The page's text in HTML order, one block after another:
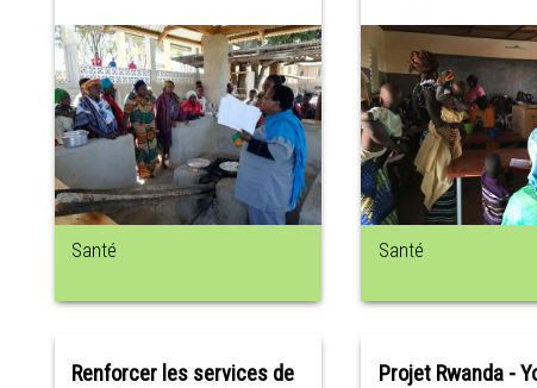
Santé
Renforcer les services de
Santé
Projet Rwanda -